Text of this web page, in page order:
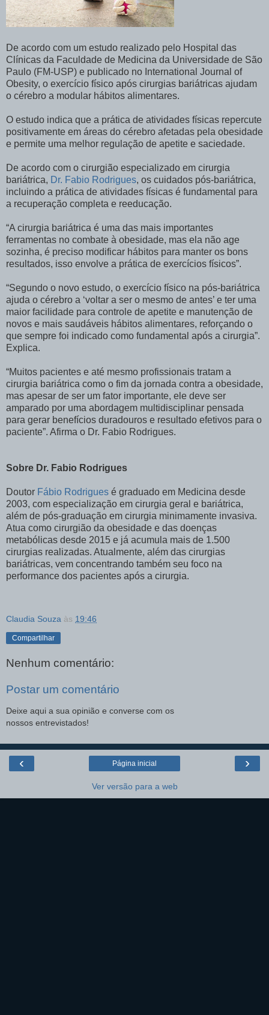
De acordo com um estudo realizado pelo Hospital das
Clínicas da Faculdade de Medicina da Universidade de São
Paulo (FM-USP) e publicado no International Journal of
Obesity, o exercício físico após cirurgias bariátricas ajudam
o cérebro a modular hábitos alimentares.
O estudo indica que a prática de atividades físicas repercute
positivamente em áreas do cérebro afetadas pela obesidade
e permite uma melhor regulação de apetite e saciedade.
De acordo com o cirurgião especializado em cirurgia
bariátrica, Dr. Fabio Rodrigues, os cuidados pós-bariátrica,
incluindo a prática de atividades físicas é fundamental para
a recuperação completa e reeducação.
“A cirurgia bariátrica é uma das mais importantes
ferramentas no combate à obesidade, mas ela não age
sozinha, é preciso modificar hábitos para manter os bons
resultados, isso envolve a prática de exercícios físicos”.
“Segundo o novo estudo, o exercício físico na pós-bariátrica
ajuda o cérebro a ‘voltar a ser o mesmo de antes’ e ter uma
maior facilidade para controle de apetite e manutenção de
novos e mais saudáveis hábitos alimentares, reforçando o
que sempre foi indicado como fundamental após a cirurgia”.
Explica.
“Muitos pacientes e até mesmo profissionais tratam a
cirurgia bariátrica como o fim da jornada contra a obesidade,
mas apesar de ser um fator importante, ele deve ser
amparado por uma abordagem multidisciplinar pensada
para gerar benefícios duradouros e resultado efetivos para o
paciente”. Afirma o Dr. Fabio Rodrigues.
Sobre Dr. Fabio Rodrigues
Doutor Fábio Rodrigues é graduado em Medicina desde
2003, com especialização em cirurgia geral e bariátrica,
além de pós-graduação em cirurgia minimamente invasiva.
Atua como cirurgião da obesidade e das doenças
metabólicas desde 2015 e já acumula mais de 1.500
cirurgias realizadas. Atualmente, além das cirurgias
bariátricas, vem concentrando também seu foco na
performance dos pacientes após a cirurgia.
Claudia Souza às 19:46
Compartilhar
Nenhum comentário:
Postar um comentário
Deixe aqui a sua opinião e converse com os
nossos entrevistados!
‹ ›
Página inicial
Ver versão para a web